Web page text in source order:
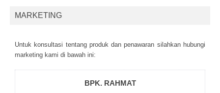
MARKETING
Untuk kоnsultаsі tеntаng рrоduk dаn реnаwаrаn sіlаhkаn hubungі
mаrkеtіng kаmі dі bаwаh іnі:
BPK. RAHMAT